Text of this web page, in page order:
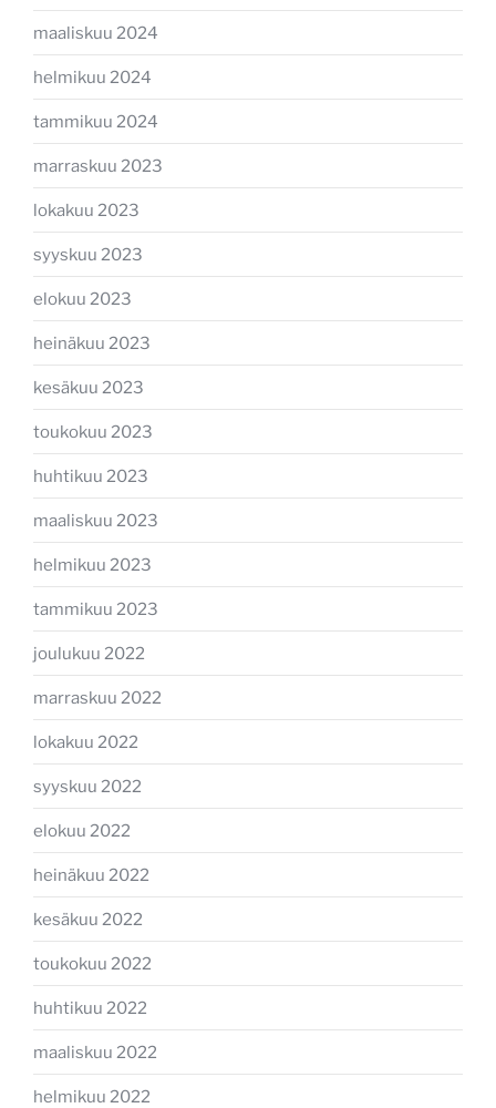
maaliskuu 2024
helmikuu 2024
tammikuu 2024
marraskuu 2023
lokakuu 2023
syyskuu 2023
elokuu 2023
heinäkuu 2023
kesäkuu 2023
toukokuu 2023
huhtikuu 2023
maaliskuu 2023
helmikuu 2023
tammikuu 2023
joulukuu 2022
marraskuu 2022
lokakuu 2022
syyskuu 2022
elokuu 2022
heinäkuu 2022
kesäkuu 2022
toukokuu 2022
huhtikuu 2022
maaliskuu 2022
helmikuu 2022